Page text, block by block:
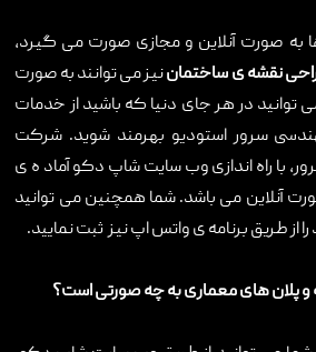
به صورت آنلاین و مجازی صورت می گیرد،
نقشه ی ساختماننیز می توانند به صورت
توانید در هر جای دنیا که باشید از خدمات
سرور استودیو بهرمند شوید. شرکت
با راه اندازی وب سایت شاپ دکو آماد ه ی
آنلاین می باشد. شما همچنین می توانید
از طریق برنامه ی واتس اپ نیز ثبت نمایید.
پلان های معماری به چه صورتی است؟